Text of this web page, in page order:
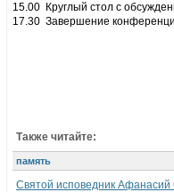
15.00 Круглый стол с
17.30 Завершение
Также читайте:
память
Святой исповедник